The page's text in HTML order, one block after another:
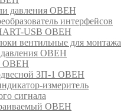
давления ОВЕН
интерфейсов
USB ОВЕН
вентильные для монтажа
давления ОВЕН
ОВЕН
ЗП-1 ОВЕН
измеритель
сигнала
ОВЕН